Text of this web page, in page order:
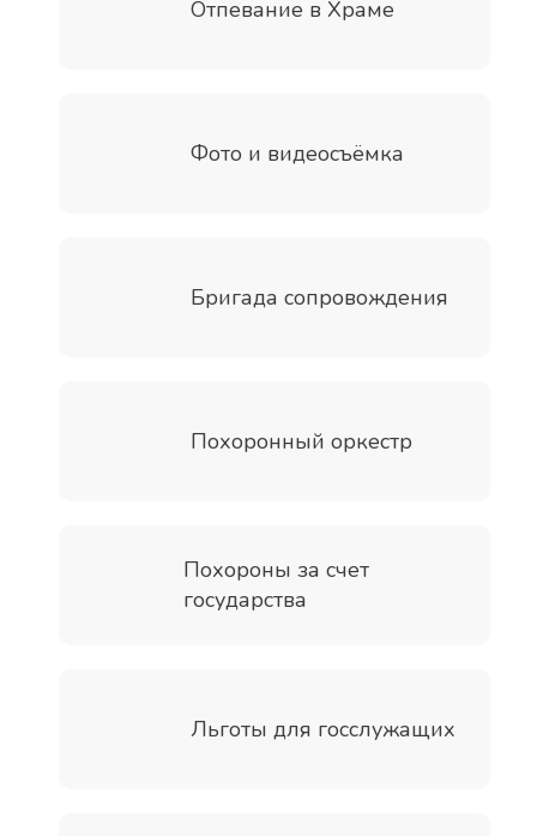
Отпевание в Храме
Фото и видеосъёмка
Бригада сопровождения
Похоронный оркестр
Похороны за счет
государства
Льготы для госслужащих